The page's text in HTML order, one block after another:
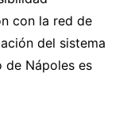
con la red de
del sistema
de Nápoles es